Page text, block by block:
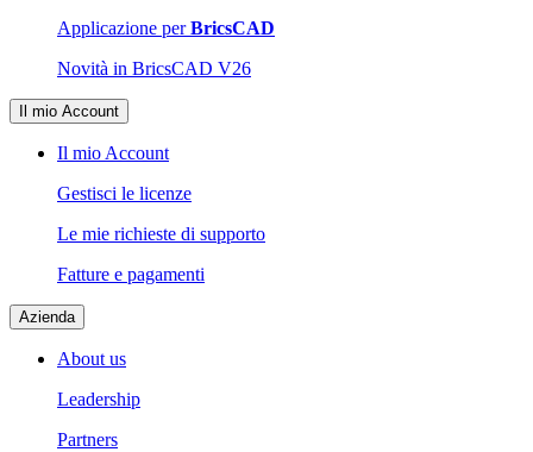
Applicazione perBricsCAD
Novità in BricsCAD V26
Il mio Account
Il mio Account
Gestisci le licenze
Le mie richieste di supporto
Fatture e pagamenti
Azienda
About us
Leadership
Partners